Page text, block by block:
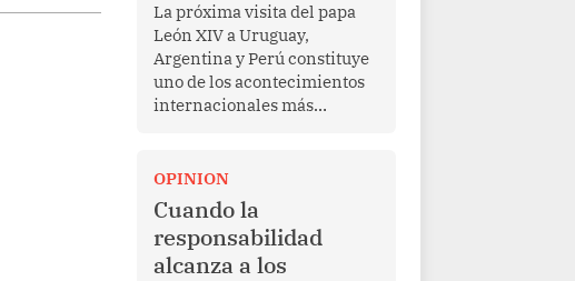
La próxima visita del papa
León XIV a Uruguay,
Argentina y Perú constituye
uno de los acontecimientos
internacionales más
Más allá de su dimensión
religiosa, esta gira
representa una oportunidad
para reafirmar el valor del
diálogo, fortalecer los
OPINION
Cuando la
responsabilidad
alcanza a los